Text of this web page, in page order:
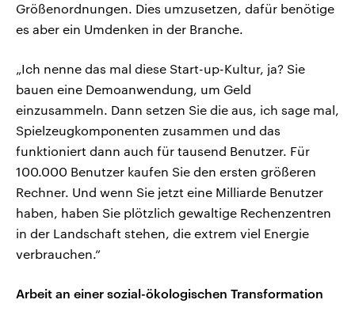
Größenordnungen. Dies umzusetzen, dafür benötige
es aber ein Umdenken in der Branche.
„Ich nenne das mal diese Start-up-Kultur, ja? Sie
bauen eine Demoanwendung, um Geld
einzusammeln. Dann setzen Sie die aus, ich sage mal,
Spielzeugkomponenten zusammen und das
funktioniert dann auch für tausend Benutzer. Für
100.000 Benutzer kaufen Sie den ersten größeren
Rechner. Und wenn Sie jetzt eine Milliarde Benutzer
haben, haben Sie plötzlich gewaltige Rechenzentren
in der Landschaft stehen, die extrem viel Energie
verbrauchen.“
Arbeit an einer sozial-ökologischen Transformation